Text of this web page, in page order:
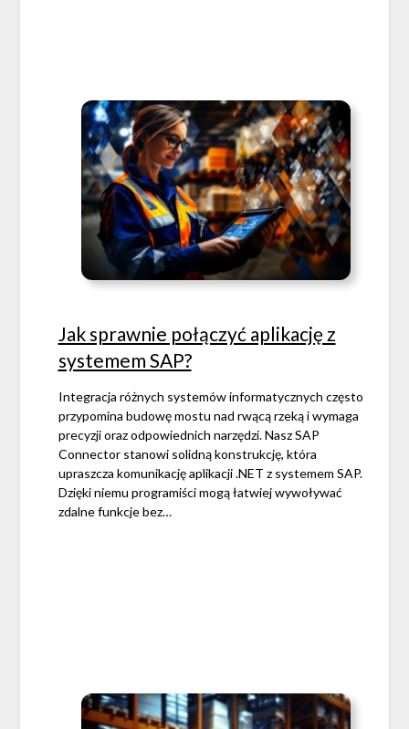
Jak sprawnie połączyć aplikację z
systemem SAP?
Integracja różnych systemów informatycznych często
przypomina budowę mostu nad rwącą rzeką i wymaga
precyzji oraz odpowiednich narzędzi. Nasz SAP
Connector stanowi solidną konstrukcję, która
upraszcza komunikację aplikacji .NET z systemem SAP.
Dzięki niemu programiści mogą łatwiej wywoływać
zdalne funkcje bez…